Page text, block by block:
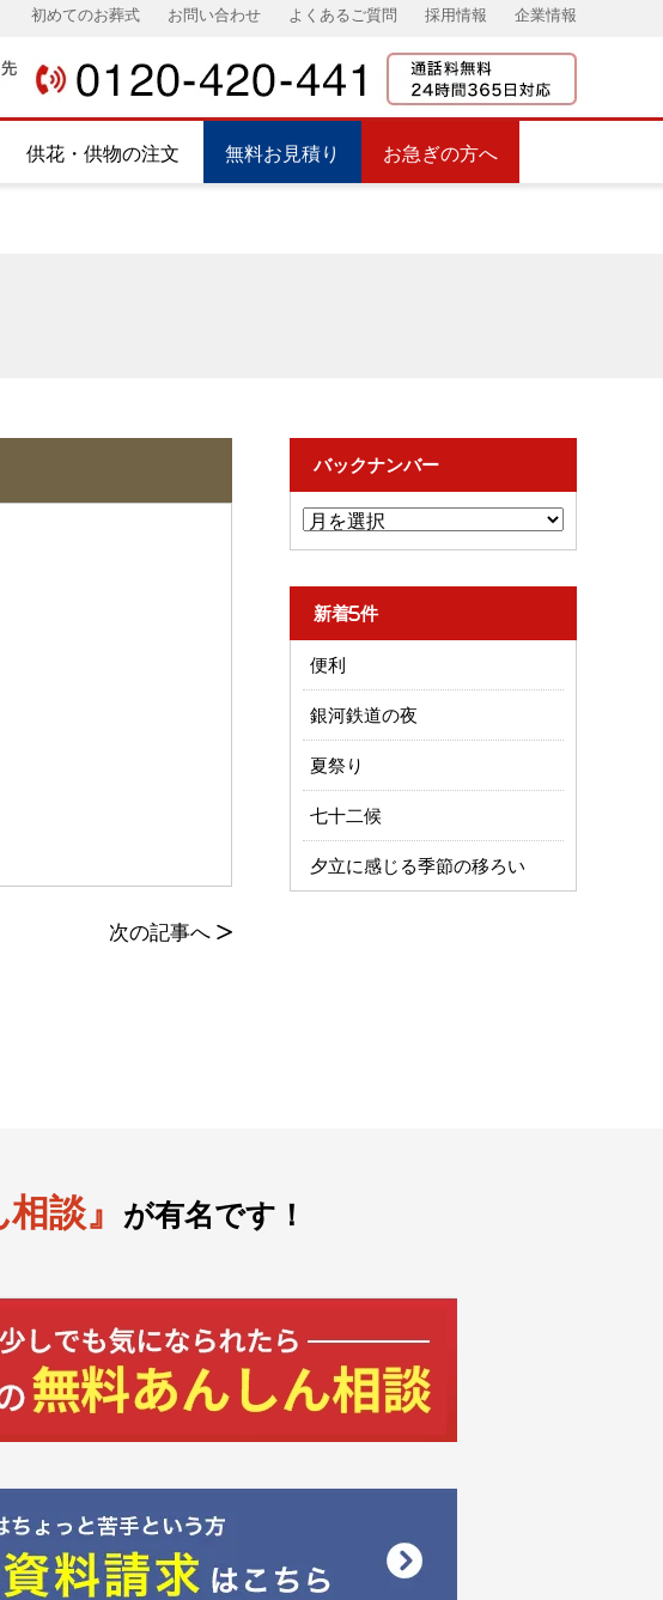
初めてのお葬式 お問い合わせ よくあるご質問 採用情報 企業情報
供花・供物の注文 無料お見積り お急ぎの方へ
次の記事へ >
バックナンバー
新着5件
便利
銀河鉄道の夜
夏祭り
七十二候
夕立に感じる季節の移ろい
談』 が有名です！